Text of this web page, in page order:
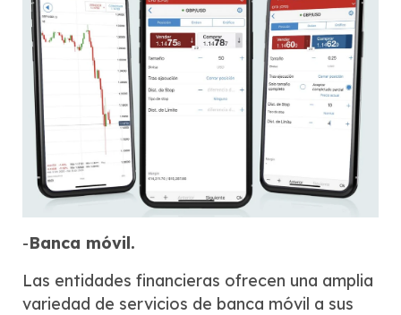
-Banca móvil.
Las entidades financieras ofrecen una amplia
variedad de servicios de banca móvil a sus